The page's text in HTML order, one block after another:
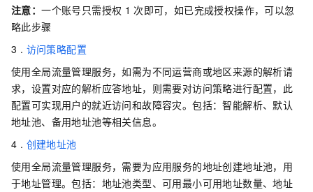
注意：一个账号只需授权 1 次即可，如已完成授权操作，可以忽
略此步骤
3 . 访问策略配置
使用全局流量管理服务，如需为不同运营商或地区来源的解析请
求，设置对应的解析应答地址，则需要对访问策略进行配置，此
配置可实现用户的就近访问和故障容灾。包括：智能解析、默认
地址池、备用地址池等相关信息。
4 . 创建地址池
使用全局流量管理服务，需要为应用服务的地址创建地址池，用
于地址管理。包括：地址池类型、可用最小可用地址数量、地址